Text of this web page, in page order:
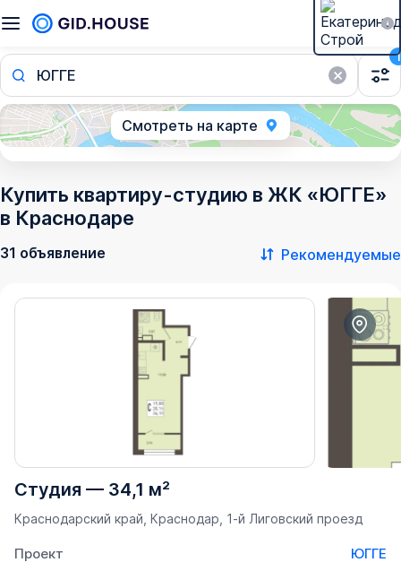
ЮГГЕ
1
Смотреть на карте
Купить квартиру-студию в ЖК «ЮГГЕ»
в Краснодаре
31 объявление Рекомендуемые
Студия — 34,1 м²
Краснодарский край, Краснодар, 1-й Лиговский проезд
Проект
ЮГГЕ